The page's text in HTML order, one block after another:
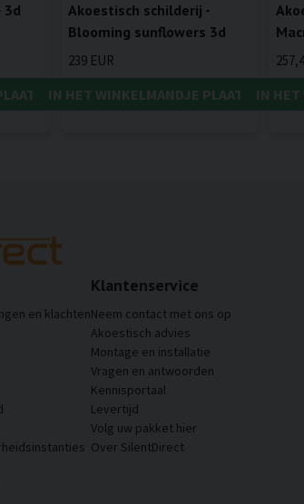
3d
Akoestisch schilderij -
Blooming sunflowers 3d
239 EUR
IN HET WINKELMANDJE PLAATSENIN HET
en klachten
Klantenservice
Neem contact met ons op
Akoestisch advies
Montage en installatie
Vragen en antwoorden
Kennisportaal
Levertijd
Volg uw pakket hier
Over SilentDirect